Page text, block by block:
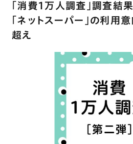
｢消費1万人調査｣調査結
｢ネットスーパー｣の利用
超え